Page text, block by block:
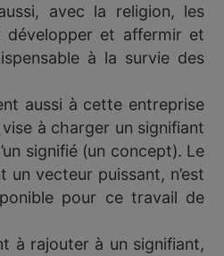
avec la religion, les
développer et affermir et
à la survie des
aussi à cette entreprise
à charger un signifiant
signifié (un concept). Le
un vecteur puissant, n’est
pour ce travail de
à rajouter à un signifiant,